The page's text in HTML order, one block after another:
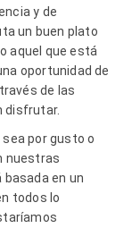
y de
un buen plato
aquel que está
oportunidad de
de las
disfrutar.
por gusto o
nuestras
en un
todos lo